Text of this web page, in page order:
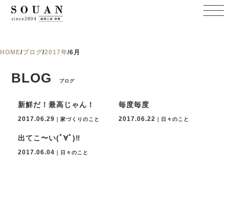
HOME/ブログ/2017年/6月
BLOG ブログ
新鮮だ！最高じゃん！
2017.06.29 ｜家づくりのこと
毎度毎度
2017.06.22 ｜日々のこと
出てこ〜い(ﾟ∀ﾟ)‼︎
2017.06.04 ｜日々のこと